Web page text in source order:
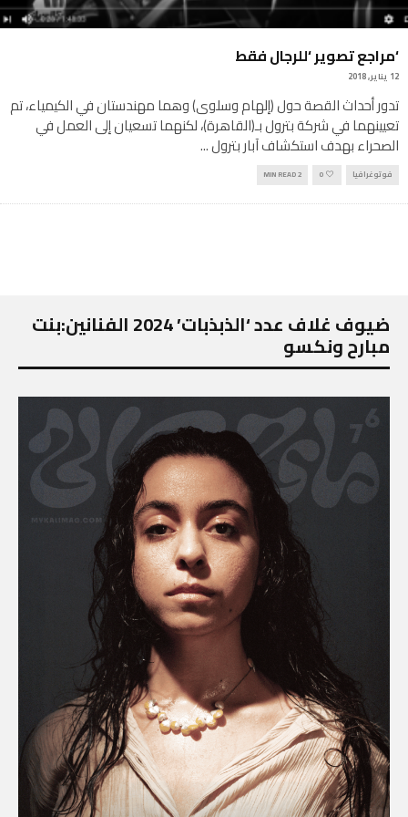
‘مراجع تصوير ‘للرجال فقط
12 يناير, 2018
تدور أحداث القصة حول (إلهام وسلوى) وهما مهندستان في الكيمياء، تم
تعيينهما في شركة بترول بـ(القاهرة)، لكنهما تسعيان إلى العمل في
الصحراء بهدف استكشاف آبار بترول...
فوتوغرافيا 0
2 MIN READ
ضيوف غلاف عدد ‘الذبذبات’ 2024 الفنانين:بنت
مبارح ونكسو